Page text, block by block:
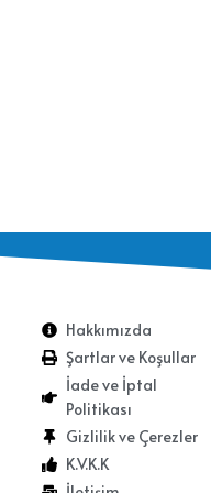
Hakkımızda
Şartlar ve Koşullar
İade ve İptal
Politikası
Gizlilik ve Çerezler
K.V.K.K